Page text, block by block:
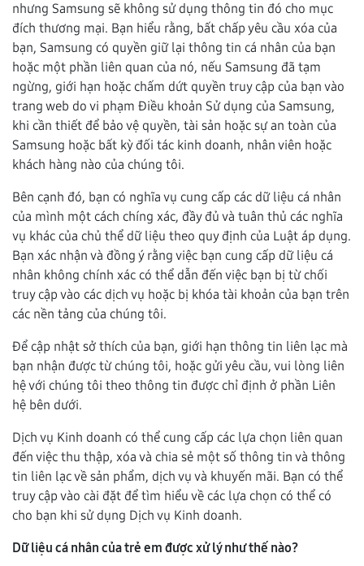
nhưng Samsung sẽ không sử dụng thông tin đó cho mục
đích thương mại. Bạn hiểu rằng, bất chấp yêu cầu xóa của
bạn, Samsung có quyền giữ lại thông tin cá nhân của bạn
hoặc một phần liên quan của nó, nếu Samsung đã tạm
ngừng, giới hạn hoặc chấm dứt quyền truy cập của bạn vào
trang web do vi phạm Điều khoản Sử dụng của Samsung,
khi cần thiết để bảo vệ quyền, tài sản hoặc sự an toàn của
Samsung hoặc bất kỳ đối tác kinh doanh, nhân viên hoặc
khách hàng nào của chúng tôi.
Bên cạnh đó, bạn có nghĩa vụ cung cấp các dữ liệu cá nhân
của mình một cách chíng xác, đầy đủ và tuân thủ các nghĩa
vụ khác của chủ thể dữ liệu theo quy định của Luật áp dụng.
Bạn xác nhận và đồng ý rằng việc bạn cung cấp dữ liệu cá
nhân không chính xác có thể dẫn đến việc bạn bị từ chối
truy cập vào các dịch vụ hoặc bị khóa tài khoản của bạn trên
các nền tảng của chúng tôi.
Để cập nhật sở thích của bạn, giới hạn thông tin liên lạc mà
bạn nhận được từ chúng tôi, hoặc gửi yêu cầu, vui lòng liên
hệ với chúng tôi theo thông tin được chỉ định ở phần Liên
hệ bên dưới.
Dịch vụ Kinh doanh có thể cung cấp các lựa chọn liên quan
đến việc thu thập, xóa và chia sẻ một số thông tin và thông
tin liên lạc về sản phẩm, dịch vụ và khuyến mãi. Bạn có thể
truy cập vào cài đặt để tìm hiểu về các lựa chọn có thể có
cho bạn khi sử dụng Dịch vụ Kinh doanh.
Dữ liệu cá nhân của trẻ em được xử lý như thế nào?